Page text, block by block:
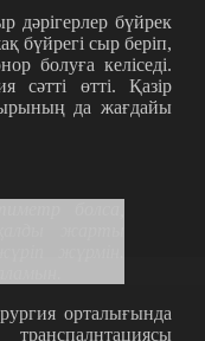
дәрігерлер бүйрек
бүйрегі сыр беріп,
болуға келіседі.
сәтті өтті. Қазір
да жағдайы
орталығында